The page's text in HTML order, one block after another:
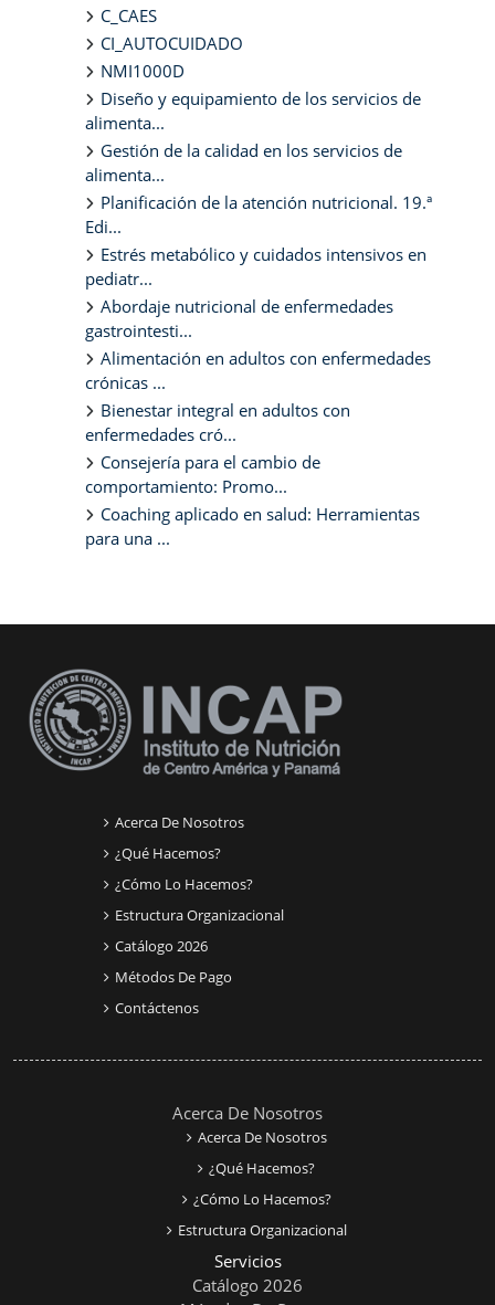
C_CAES
CI_AUTOCUIDADO
NMI1000D
Diseño y equipamiento de los servicios de
alimenta...
Gestión de la calidad en los servicios de
alimenta...
Planificación de la atención nutricional. 19.ª
Edi...
Estrés metabólico y cuidados intensivos en
pediatr...
Abordaje nutricional de enfermedades
gastrointesti...
Alimentación en adultos con enfermedades
crónicas ...
Bienestar integral en adultos con
enfermedades cró...
Consejería para el cambio de
comportamiento: Promo...
Coaching aplicado en salud: Herramientas
para una ...
Bloques suplementarios
Acerca De Nosotros
¿Qué Hacemos?
¿Cómo Lo Hacemos?
Estructura Organizacional
Catálogo 2026
Métodos De Pago
Contáctenos
Acerca De Nosotros
Acerca De Nosotros
¿Qué Hacemos?
¿Cómo Lo Hacemos?
Estructura Organizacional
Servicios
Catálogo 2026